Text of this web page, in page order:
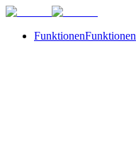
FunktionenFunktionen